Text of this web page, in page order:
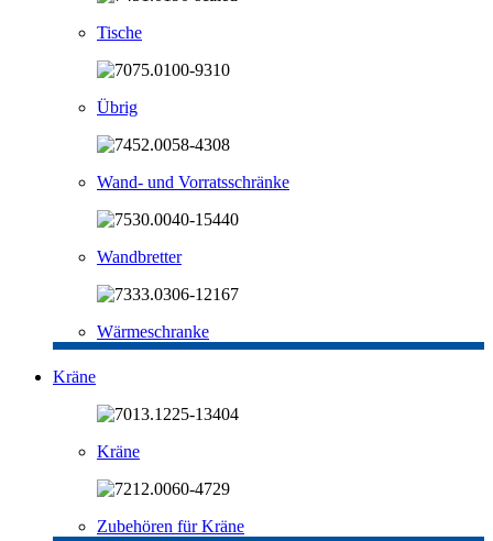
Tische
Übrig
Wand- und Vorratsschränke
Wandbretter
Wärmeschranke
Kräne
Kräne
Zubehören für Kräne